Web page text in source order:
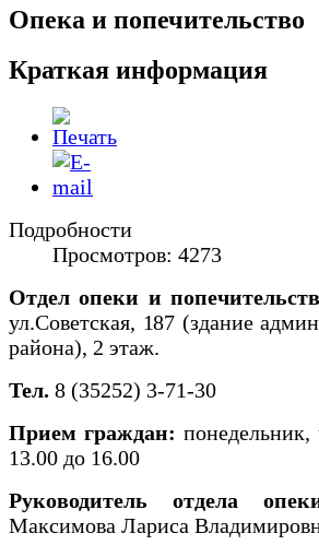
Опека и попечительство
Краткая информация
Подробности
Просмотров: 4273
Отдел опеки и
ул.Советская, 187 (здание
района), 2 этаж.
Тел. 8 (35252) 3-71-30
Прием граждан: понедельник,
13.00 до 16.00
Руководитель отдела
Максимова Лариса